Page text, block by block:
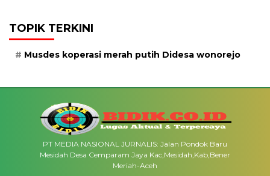
TOPIK TERKINI
Musdes koperasi merah putih Didesa wonorejo
PT MEDIA NASIONAL JURNALIS: Jalan Pondok Baru
Mesidah Desa Cemparam Jaya Kac,Mesidah,Kab,Bener
Meriah-Aceh